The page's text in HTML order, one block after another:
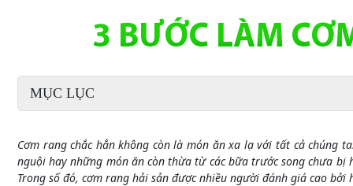
3 BƯỚC LÀM
MỤC LỤC
Cơm rang chắc hẳn không còn là món ăn xa lạ với tất cả chúng
nguội hay những món ăn còn thừa từ các bữa trước song chưa
Trong số đó, cơm rang hải sản được nhiều người đánh giá cao